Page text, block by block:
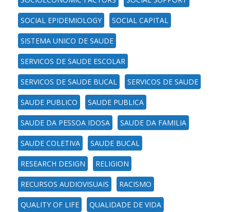
SOCIAL EPIDEMIOLOGY SOCIAL CAPITAL
SISTEMA UNICO DE SAUDE
SERVICOS DE SAUDE ESCOLAR
SERVICOS DE SAUDE BUCAL SERVICOS DE SAUDE
SAUDE PUBLICO SAUDE PUBLICA
SAUDE DA PESSOA IDOSA SAUDE DA FAMILIA
SAUDE COLETIVA SAUDE BUCAL
RESEARCH DESIGN RELIGION
RECURSOS AUDIOVISUAIS RACISMO
QUALITY OF LIFE QUALIDADE DE VIDA